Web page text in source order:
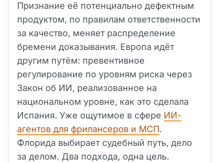
Признание её потенциально дефектным
продуктом, по правилам ответственности
за качество, меняет распределение
бремени доказывания. Европа идёт
другим путём: превентивное
регулирование по уровням риска через
Закон об ИИ, реализованное на
национальном уровне, как это сделала
Испания. Уже ощутимое в сфере ИИ-
агентов для фрилансеров и МСП.
Флорида выбирает судебный путь, дело
за делом. Два подхода, одна цель.